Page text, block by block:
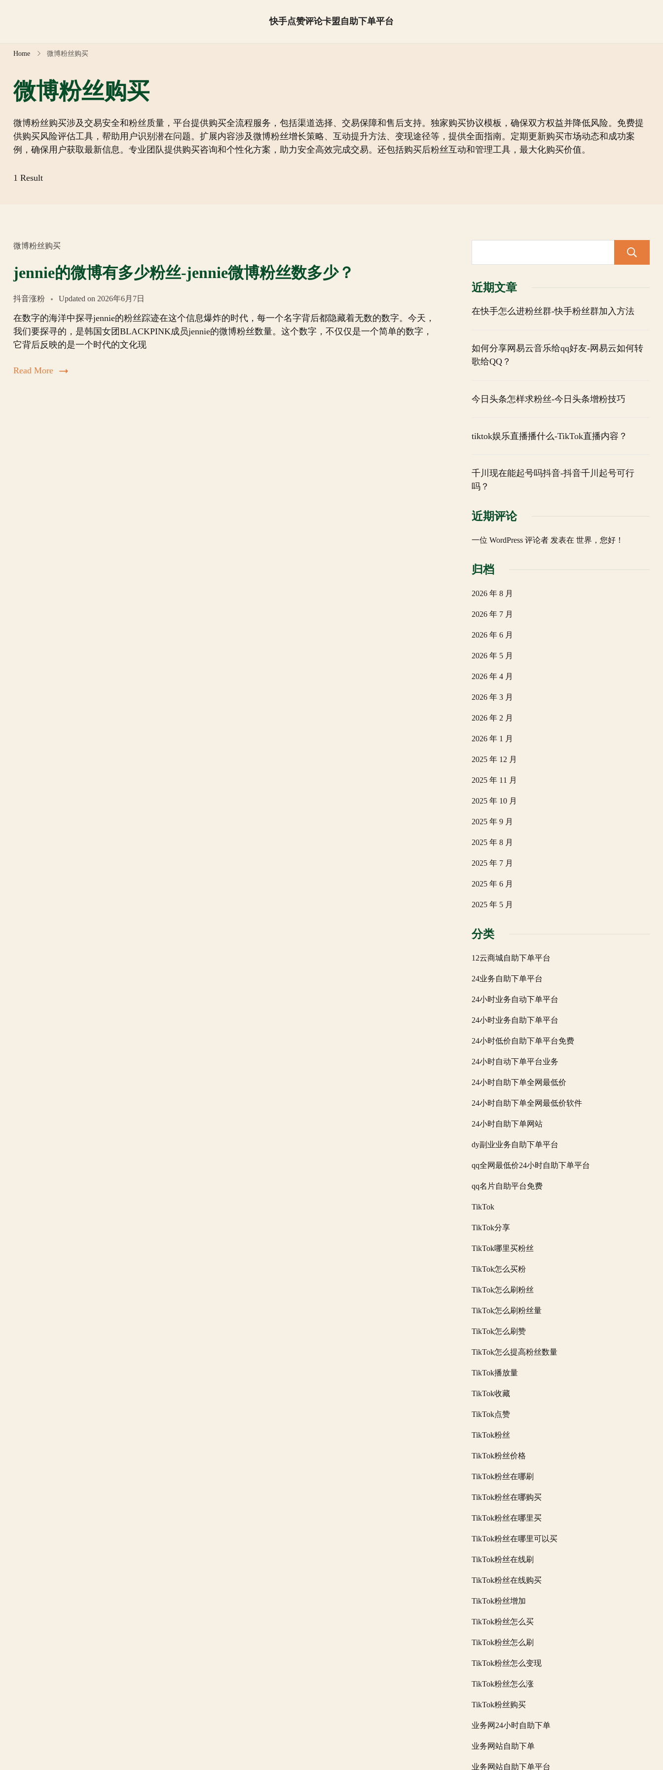
快手点赞评论卡盟自助下单平台
Home 微博粉丝购买
微博粉丝购买
微博粉丝购买涉及交易安全和粉丝质量，平台提供购买全流程服务，包括渠道选择、交易保障和售后支持。独家购买协议模板，确保双方权益并降低风险。免费提
供购买风险评估工具，帮助用户识别潜在问题。扩展内容涉及微博粉丝增长策略、互动提升方法、变现途径等，提供全面指南。定期更新购买市场动态和成功案
例，确保用户获取最新信息。专业团队提供购买咨询和个性化方案，助力安全高效完成交易。还包括购买后粉丝互动和管理工具，最大化购买价值。
1 Result
微博粉丝购买
jennie的微博有多少粉丝-jennie微博粉丝数多少？
抖音涨粉 Updated on 2026年6月7日
在数字的海洋中探寻jennie的粉丝踪迹在这个信息爆炸的时代，每一个名字背后都隐藏着无数的数字。今天，
我们要探寻的，是韩国女团BLACKPINK成员jennie的微博粉丝数量。这个数字，不仅仅是一个简单的数字，
它背后反映的是一个时代的文化现
Read More
近期文章
在快手怎么进粉丝群-快手粉丝群加入方法
如何分享网易云音乐给qq好友-网易云如何转
歌给QQ？
今日头条怎样求粉丝-今日头条增粉技巧
tiktok娱乐直播播什么-TikTok直播内容？
千川现在能起号吗抖音-抖音千川起号可行
吗？
近期评论
一位 WordPress 评论者发表在 世界，您好！
归档
2026 年 8 月
2026 年 7 月
2026 年 6 月
2026 年 5 月
2026 年 4 月
2026 年 3 月
2026 年 2 月
2026 年 1 月
2025 年 12 月
2025 年 11 月
2025 年 10 月
2025 年 9 月
2025 年 8 月
2025 年 7 月
2025 年 6 月
2025 年 5 月
分类
12云商城自助下单平台
24业务自助下单平台
24小时业务自动下单平台
24小时业务自助下单平台
24小时低价自助下单平台免费
24小时自动下单平台业务
24小时自助下单全网最低价
24小时自助下单全网最低价软件
24小时自助下单网站
dy副业业务自助下单平台
qq全网最低价24小时自助下单平台
qq名片自助平台免费
TikTok
TikTok分享
TikTok哪里买粉丝
TikTok怎么买粉
TikTok怎么刷粉丝
TikTok怎么刷粉丝量
TikTok怎么刷赞
TikTok怎么提高粉丝数量
TikTok播放量
TikTok收藏
TikTok点赞
TikTok粉丝
TikTok粉丝价格
TikTok粉丝在哪刷
TikTok粉丝在哪购买
TikTok粉丝在哪里买
TikTok粉丝在哪里可以买
TikTok粉丝在线刷
TikTok粉丝在线购买
TikTok粉丝增加
TikTok粉丝怎么买
TikTok粉丝怎么刷
TikTok粉丝怎么变现
TikTok粉丝怎么涨
TikTok粉丝购买
业务网24小时自助下单
业务网站自助下单
业务网站自助下单平台